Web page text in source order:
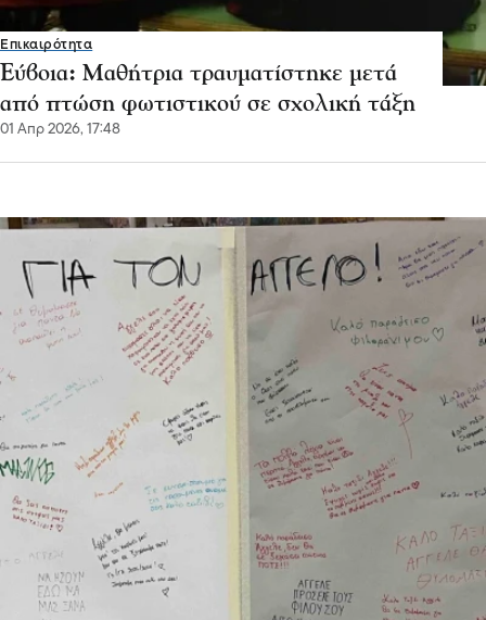
Επικαιρότητα
Εύβοια: Μαθήτρια τραυματίστηκε μετά
από πτώση φωτιστικού σε σχολική τάξη
01 Απρ 2026, 17:48